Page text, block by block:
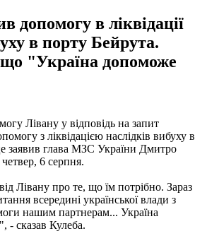
допомогу в ліквідації
в порту Бейрута.
"Україна допоможе
Лівану у відповідь на запит
з ліквідацією наслідків вибуху в
заявив глава МЗС України Дмитро
6 серпня.
Лівану про те, що їм потрібно. Зараз
всередині української влади з
нашим партнерам... Україна
- сказав Кулеба.